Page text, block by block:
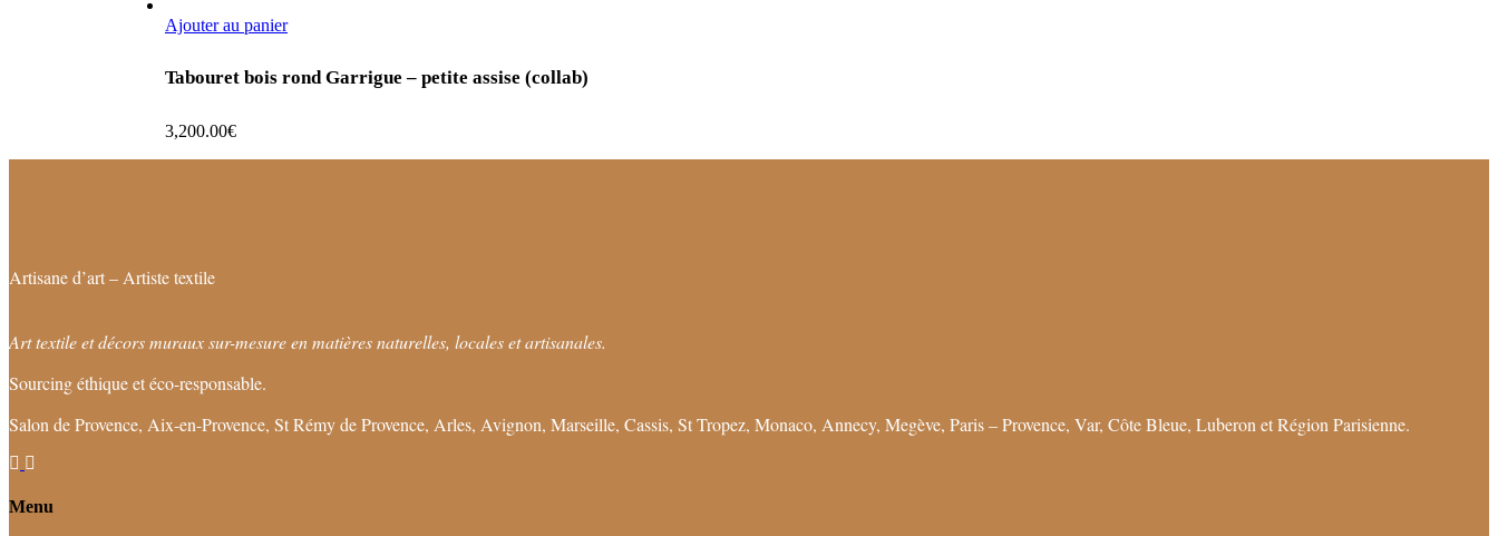
Ajouter au panier
Tabouret bois rond Garrigue – petite assise (collab)
3,200.00€
Artisane d’art – Artiste textile
Art textile et décors muraux sur-mesure en matières naturelles, locales et artisanales.
Sourcing éthique et éco-responsable.
Salon de Provence, Aix-en-Provence, St Rémy de Provence, Arles, Avignon, Marseille, Cassis, St Tropez, Monaco, Annecy, Megève, Paris – Provence, Var, Côte Bleue, Luberon et Région Parisienne.
Menu